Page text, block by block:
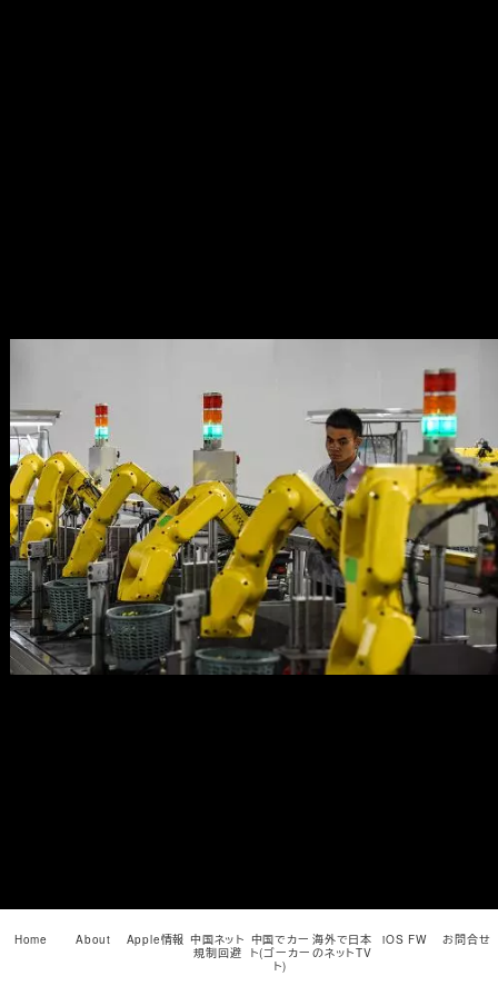
メ
イ
ン
コ
ン
テ
Home About Apple情報 中国ネット
規制回避
中国でカー
ト(ゴーカー
ト)
海外で日本
のネットTV
iOS FW お問合せ